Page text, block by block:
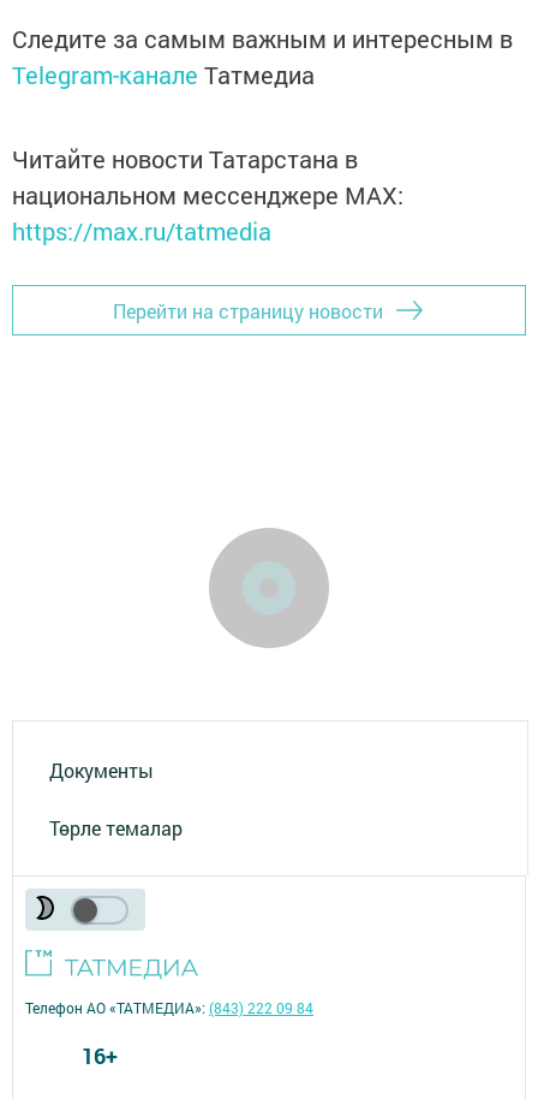
Следите за самым важным и интересным в
Telegram-канале Татмедиа
Читайте новости Татарстана в
национальном мессенджере MАХ:
https://max.ru/tatmedia
Перейти на страницу новости
Документы
Төрле темалар
Телефон АО «ТАТМЕДИА»:(843) 222 09 84
16+